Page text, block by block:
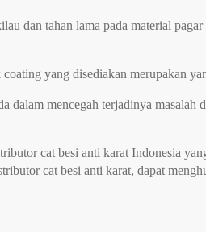
dan tahan lama pada material
yang disediakan merupakan
dalam mencegah terjadinya
cat besi anti karat Indonesia
cat besi anti karat, dapat